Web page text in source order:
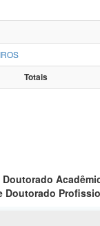
Totais
Doutorado